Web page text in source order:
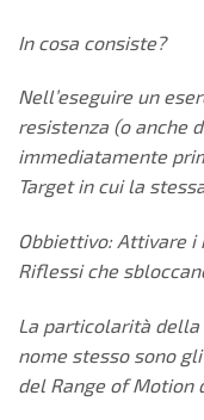
In cosa consiste?
Nell’eseguire un
resistenza (o anche
immediatamente
Target in cui la
Obbiettivo: Attivare i
Riflessi che
La particolarità della
nome stesso sono
del Range of Motion